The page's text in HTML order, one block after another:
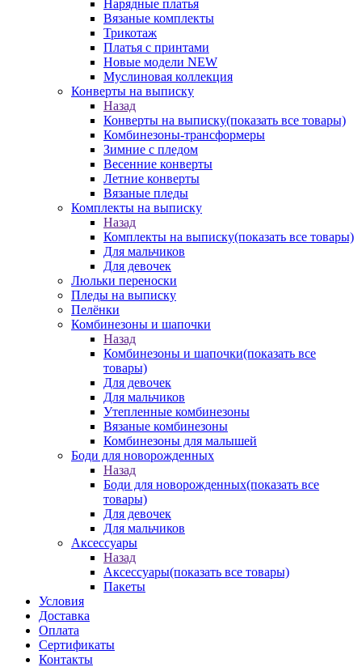
Нарядные платья
Вязаные комплекты
Трикотаж
Платья с принтами
Новые модели NEW
Муслиновая коллекция
Конверты на выписку
Назад
Конверты на выписку(показать все товары)
Комбинезоны-трансформеры
Зимние с пледом
Весенние конверты
Летние конверты
Вязаные пледы
Комплекты на выписку
Назад
Комплекты на выписку(показать все товары)
Для мальчиков
Для девочек
Люльки переноски
Пледы на выписку
Пелёнки
Комбинезоны и шапочки
Назад
Комбинезоны и шапочки(показать все
товары)
Для девочек
Для мальчиков
Утепленные комбинезоны
Вязаные комбинезоны
Комбинезоны для малышей
Боди для новорожденных
Назад
Боди для новорожденных(показать все
товары)
Для девочек
Для мальчиков
Аксессуары
Назад
Аксессуары(показать все товары)
Пакеты
Условия
Доставка
Оплата
Сертификаты
Контакты